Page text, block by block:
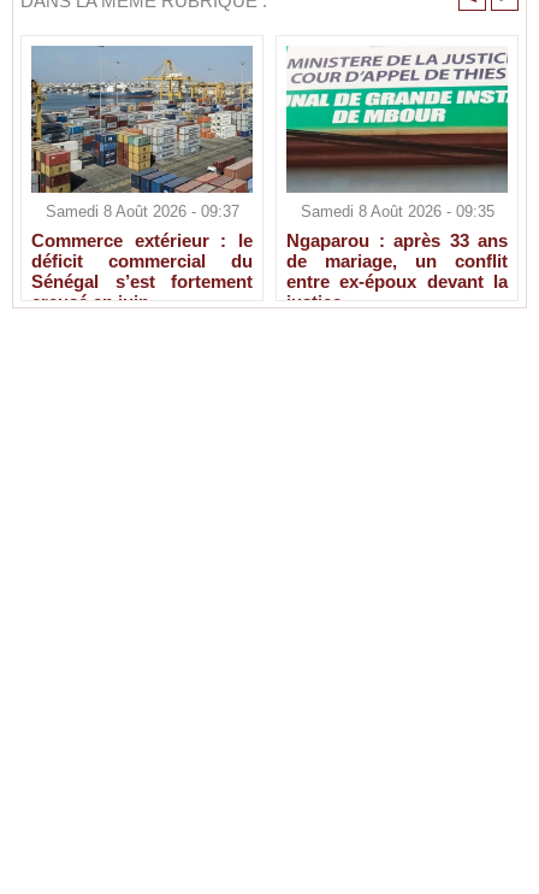
Samedi 8 Août 2026 - 09:37
Commerce extérieur : le
déficit commercial du
Sénégal s’est fortement
creusé en juin
Samedi 8 Août 2026 - 09:35
Ngaparou : après 33 ans
de mariage, un conflit
entre ex-époux devant la
justice